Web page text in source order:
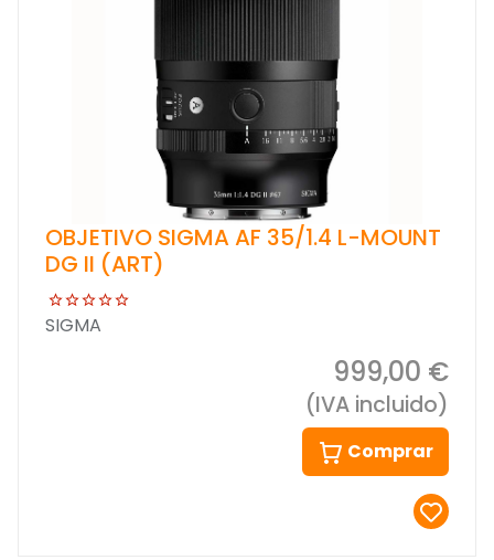
OBJETIVO SIGMA AF 35/1.4 L-MOUNT
DG II (ART)
SIGMA
999,00 €
(IVA incluido)
Comprar